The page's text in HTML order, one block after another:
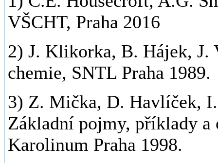
VŠCHT, Praha 2016
2) J. Klikorka, B. Hájek, J.
chemie, SNTL Praha 1989.
3) Z. Mička, D. Havlíček,
Základní pojmy, příklady a
Karolinum Praha 1998.